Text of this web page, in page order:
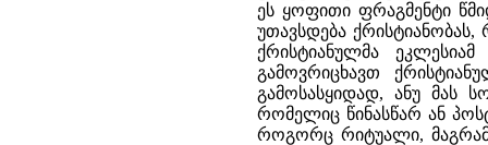
ეს ყოფითი ფრაგმენტი
უთავსდება
ქრისტიანულმა
გამოვრიცხავთ
გამოსასყიდად, ანუ მას
რომელიც წინასწარ ან
როგორც რიტუალი, მაგრამ